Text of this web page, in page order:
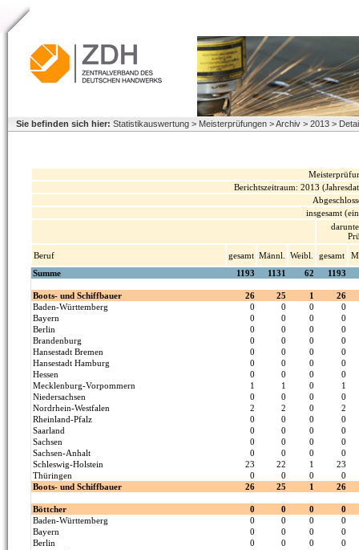
Sie befinden sich hier: Statistikauswertung > Meisterprüfungen > Archiv > 2013 >